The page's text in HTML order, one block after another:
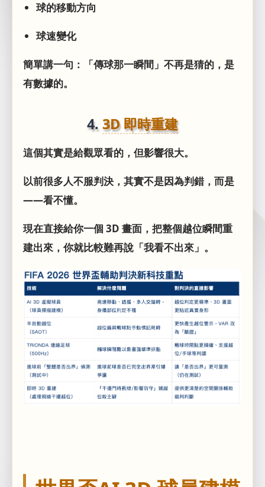
球的移動方向
球速變化
簡單講一句：「傳球那一瞬間」不再是猜的，是
有數據的。
4. 3D 即時重建
這個其實是給觀眾看的，但影響很大。
以前很多人不服判決，其實不是因為判錯，而是
——看不懂。
現在直接給你一個 3D 畫面，把整個越位瞬間重
建出來，你就比較難再說「我看不出來」。